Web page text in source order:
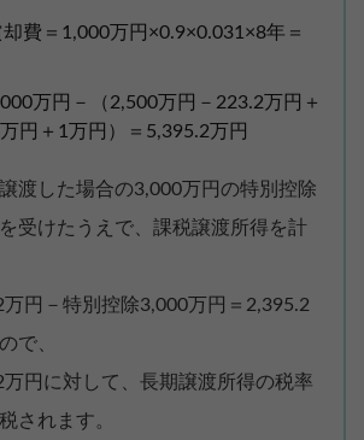
費＝1,000万円×0.9×0.031×8年＝
万円－（2,500万円－223.2万円＋
円＋1万円）＝5,395.2万円
渡した場合の3,000万円の特別控除
受けたうえで、課税譲渡所得を計
円－特別控除3,000万円＝2,395.2
で、
円に対して、長期譲渡所得の税率
されます。